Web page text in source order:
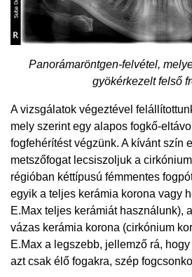
Panorámaröntgen-felvétel,
gyökérkezelt felső
A vizsgálatok végeztével
mely szerint egy alapos fogkő-
fogfehérítést végzünk. A kívánt szín
metszőfogat lecsiszoljuk a
régióban kéttípusú fémmentes
egyik a teljes kerámia korona vagy
E.Max teljes kerámiát használunk),
vázas kerámia korona (cirkónium
E.Max a legszebb, jellemző rá,
azt csak élő fogakra, szép